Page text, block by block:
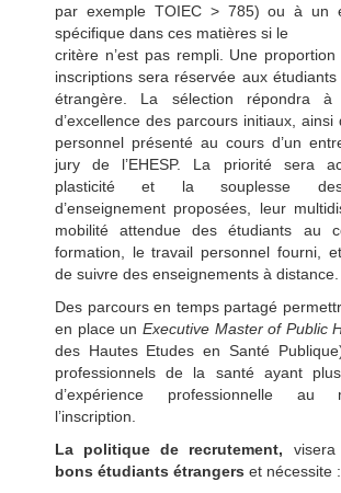
par exemple TOIEC > 785) ou à un
spécifique dans ces matières si le
critère n’est pas rempli. Une
inscriptions sera réservée aux
étrangère. La sélection répondra
d’excellence des parcours initiaux, ainsi
personnel présenté au cours d’un
jury de l’EHESP. La priorité sera
plasticité et la souplesse
d’enseignement proposées, leur
mobilité attendue des étudiants au
formation, le travail personnel fourni,
de suivre des enseignements à distance.
Des parcours en temps partagé
en place un Executive Master of Public
des Hautes Etudes en Santé
professionnels de la santé ayant
d’expérience professionnelle au
l’inscription.
La politique de recrutement,
bons étudiants étrangers et nécessite :